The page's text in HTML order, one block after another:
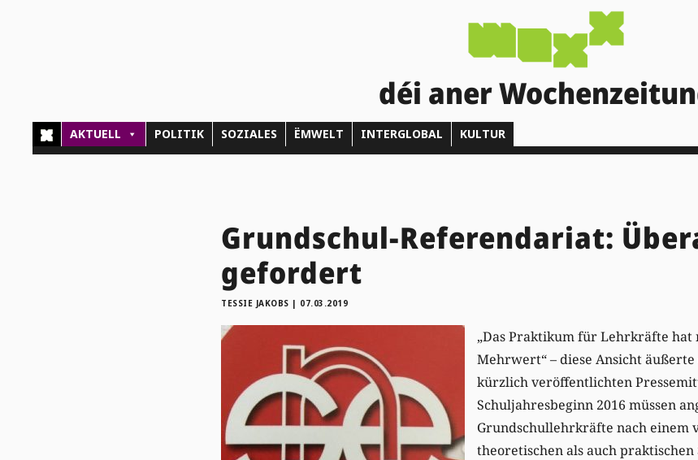
déi aner
AKTUELL POLITIK SOZIALES ËMWELT INTERGLOBAL KULTUR
Grundschul-Referendariat:
gefordert
TESSIE JAKOBS | 07.03.2019
„Das Praktikum für Lehrkräfte hat
Mehrwert“ – diese Ansicht äußerte
kürzlich veröffentlichten
Schuljahresbeginn 2016 müssen
Grundschullehrkräfte nach einem
theoretischen als auch